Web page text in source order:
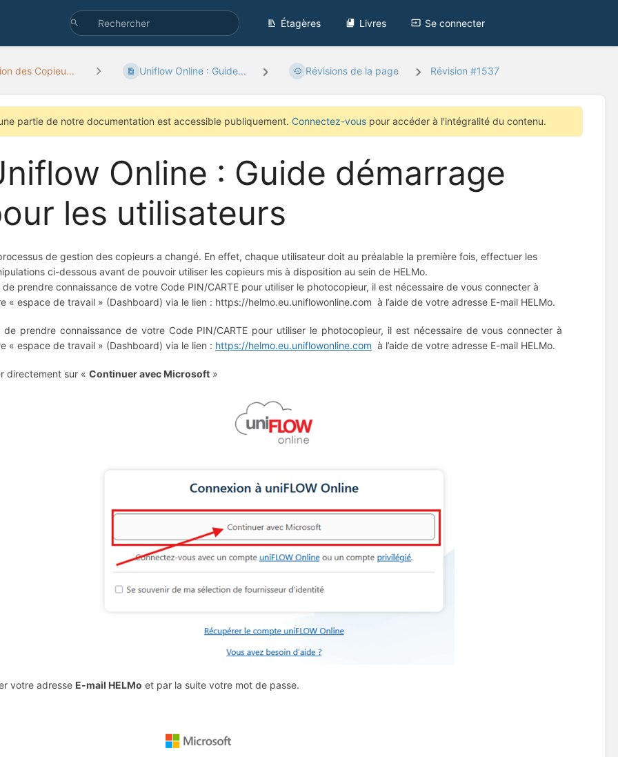
Étagères Livres Se connecter
des Copieu... Uniflow Online : Guide... Révisions de la page Révision #1537
partie de notre documentation est accessible publiquement. Connectez-vouspour accéder à l'intégralité du contenu.
Online : Guide démarrage
les utilisateurs
de gestion des copieurs a changé. En effet, chaque utilisateur doit au préalable la première fois, effectuer les
ci-dessous avant de pouvoir utiliser les copieurs mis à disposition au sein de HELMo.
de prendre connaissance de votre Code PIN/CARTE pour utiliser le photocopieur, il est nécessaire de vous connecter à
« espace de travail » (Dashboard) via le lien : https://helmo.eu.uniflowonline.com à l’aide de votre adresse E-mail HELMo.
de prendre connaissance de votre Code PIN/CARTE pour utiliser le photocopieur, il est nécessaire de vous connecter à
« espace de travail » (Dashboard) via le lien : https://helmo.eu.uniflowonline.com à l’aide de votre adresse E-mail HELMo.
directement sur «Continuer avec Microsoft »
votre adresse E-mail HELMo et par la suite votre mot de passe.